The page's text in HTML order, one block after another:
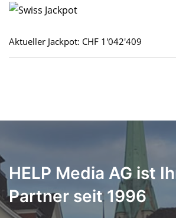
Aktueller Jackpot: CHF 1'042'409
HELP Media AG ist
Partner seit 1996